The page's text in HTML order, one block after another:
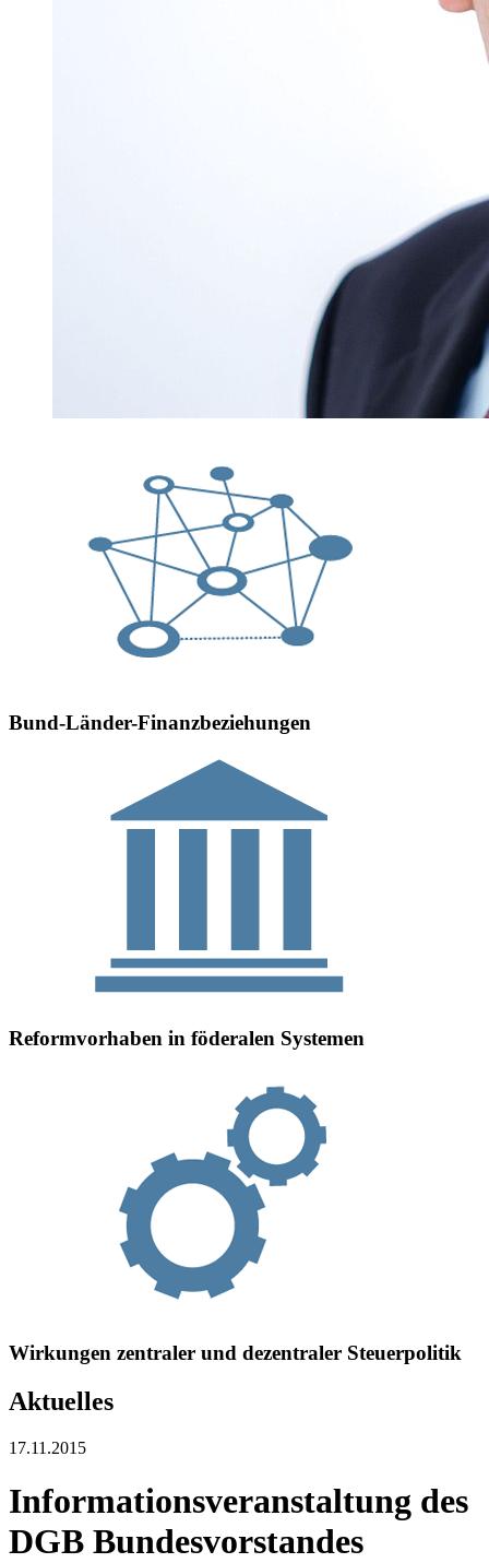
Bund-Länder-Finanzbeziehungen
Reformvorhaben in föderalen Systemen
Wirkungen zentraler und dezentraler Steuerpolitik
Aktuelles
17.11.2015
Informationsveranstaltung des
DGB Bundesvorstandes